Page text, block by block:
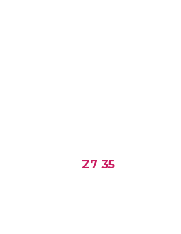
Z7 35